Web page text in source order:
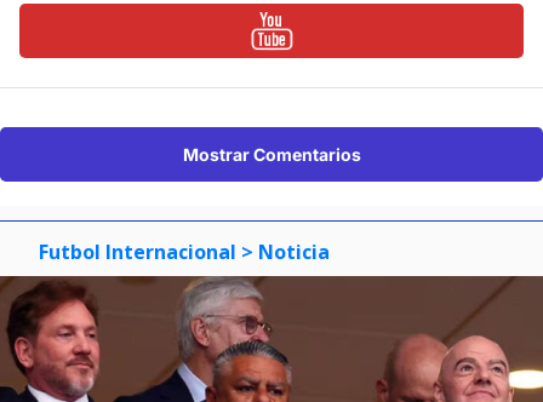
Mostrar Comentarios
Futbol Internacional > Noticia